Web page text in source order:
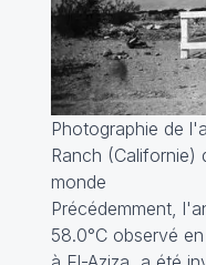
Photographie de
Ranch (Californie)
monde
Précédemment,
58.0°C observé